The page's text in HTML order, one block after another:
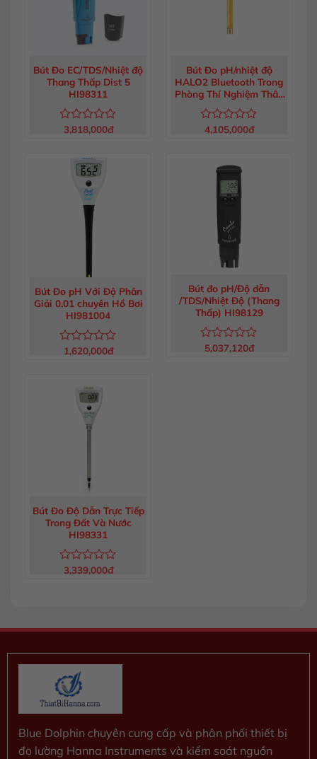
Bút Đo EC/TDS/Nhiệt độ
Thang Thấp Dist 5
HI98311
Được
3,818,000đ
Bút Đo pH/nhiệt độ
HALO2 Bluetooth Trong
Phòng Thí Nghiệm Thân
Nhựa HI9810422
Được
4,105,000đ
Bút Đo pH Với Độ Phân
Giải 0.01 chuyên Hồ Bơi
HI981004
Được
1,620,000đ
Bút đo pH/Độ dẫn
/TDS/Nhiệt Độ (Thang
Thấp) HI98129
Được
5,037,120đ
Bút Đo Độ Dẫn Trực Tiếp
Trong Đất Và Nước
HI98331
Được
sao
3,339,000đ
Blue Dolphin chuyên cung cấp và phân phối thiết bị
đo lường Hanna Instruments và kiểm soát nguồn